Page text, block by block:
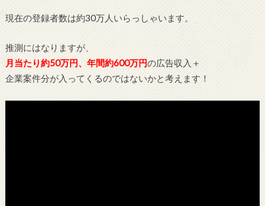
現在の登録者数は約30万人いらっしゃいます。
推測にはなりますが、
月当たり約50万円、年間約600万円の広告収入＋
企業案件分が入ってくるのではないかと考えます！